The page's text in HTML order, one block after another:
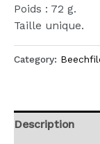
Poids : 72 g.
Taille unique.
Category:
Description